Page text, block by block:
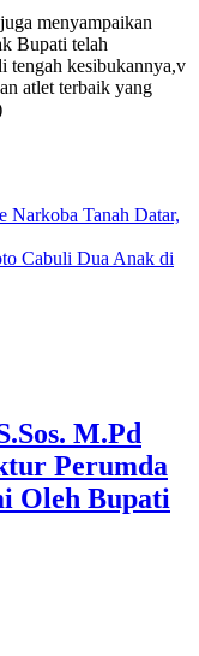
menyampaikan
Bupati telah
tengah kesibukannya,v
atlet terbaik yang
Narkoba Tanah Datar,
Cabuli Dua Anak di
M.Pd
Perumda
Oleh Bupati